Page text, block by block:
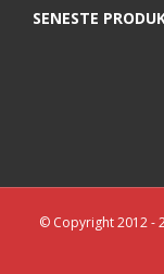
SENESTE
© Copyright 2012 -